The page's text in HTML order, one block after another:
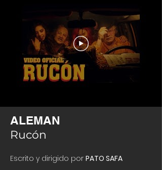
ALEMAN
Rucón
Escrito y dirigido por PATO SAFA